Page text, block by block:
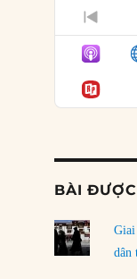
giới hạn
Mỹ Latinh
của phe
04/08/2026
Ngoại
Dương
03/08/
BÀI
Giai
dân